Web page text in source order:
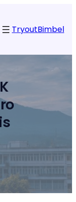
TryoutBimbel